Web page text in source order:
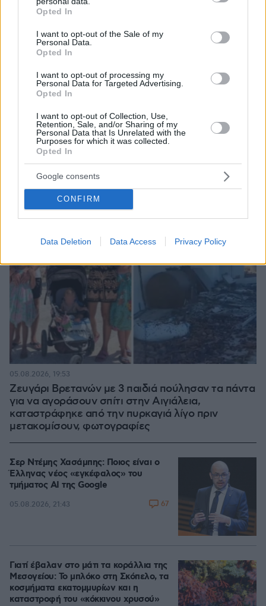
grant or deny consent to Google and its third-party tags to
use your data for below specified purposes in below Google
consent section.
Opted In
I want to opt-out of the Sale of my
Personal Data.
Opted In
I want to opt-out of processing my
Personal Data for Targeted Advertising.
Opted In
I want to opt-out of Collection, Use,
Retention, Sale, and/or Sharing of my
Personal Data that Is Unrelated with the
Purposes for which it was collected.
Opted In
Google consents
CONFIRM
Data Deletion Data Access Privacy Policy
Η εξομολόγηση της συζύγου του Κώστα Σόμμερ:
Ανησυχώ μήπως ξεχάσει πόσο πολύ τον
χρειαζόμαστε και πόσο τον αγαπάμε
05.08.2026, 20:15
Ζευγάρι Βρετανών με 3 παιδιά πούλησαν τα πάντα
για να αγοράσουν σπίτι στην Αιγιάλεια,
καταστράφηκε από την πυρκαγιά λίγο πριν
μετακομίσουν, φωτογραφίες
05.08.2026, 19:53
Σερ Ντέμης Χασάμπης: Ποιος είναι ο
Έλληνας νέος «εγκέφαλος» του
τμήματος AI της Google
05.08.2026, 21:43 67
Γιατί έβαλαν στο μάτι τα κοράλλια της
Μεσογείου: Το μπλόκο στη Σκόπελο, τα
κοσμήματα εκατομμυρίων και η
καταστροφή του «κόκκινου χρυσού»